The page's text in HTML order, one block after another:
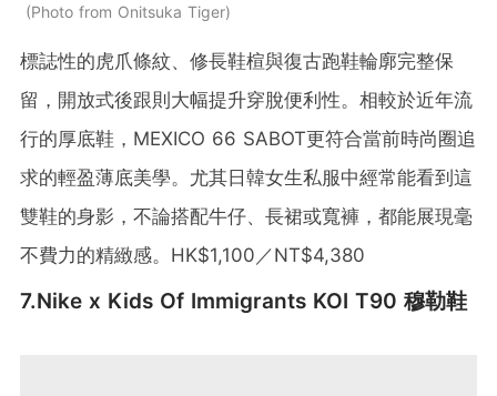
Photo from Onitsuka Tiger
標誌性的虎爪條紋、修長鞋楦與復古跑鞋輪廓完整保
留，開放式後跟則大幅提升穿脫便利性。相較於近年流
行的厚底鞋，MEXICO 66 SABOT更符合當前時尚圈追
求的輕盈薄底美學。尤其日韓女生私服中經常能看到這
雙鞋的身影，不論搭配牛仔、長裙或寬褲，都能展現毫
不費力的精緻感。HK$1,100／NT$4,380
7.Nike x Kids Of Immigrants KOI T90 穆勒鞋